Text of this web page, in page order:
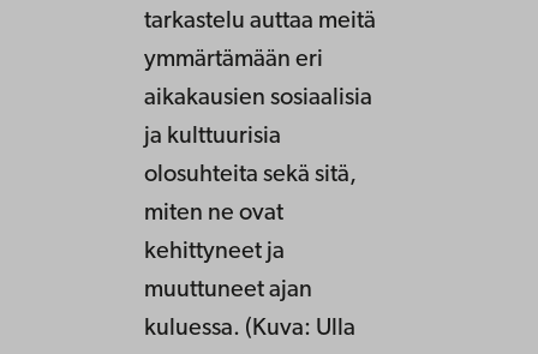
tarkastelu auttaa meitä
ymmärtämään eri
aikakausien sosiaalisia
ja kulttuurisia
olosuhteita sekä sitä,
miten ne ovat
kehittyneet ja
muuttuneet ajan
kuluessa. (Kuva: Ulla